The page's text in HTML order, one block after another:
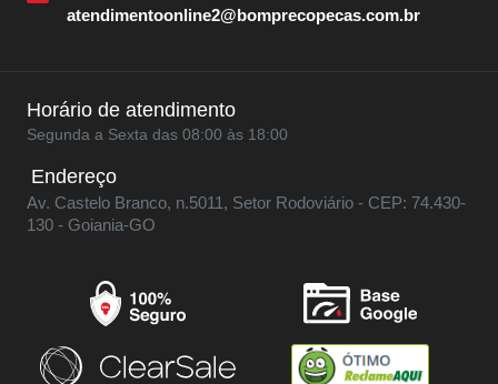
atendimentoonline2@bomprecopecas.com.br
Horário de atendimento
Segunda a Sexta das 08:00 às 18:00
Endereço
Av. Castelo Branco, n.5011, Setor Rodoviário - CEP: 74.430-
130 - Goiania-GO